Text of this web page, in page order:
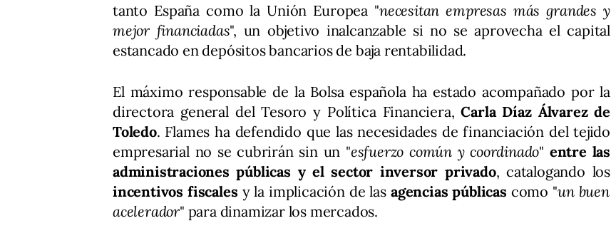
tanto España como la Unión Europea "necesitan empresas más grandes y
mejor financiadas", un objetivo inalcanzable si no se aprovecha el capital
estancado en depósitos bancarios de baja rentabilidad.
El máximo responsable de la Bolsa española ha estado acompañado por la
directora general del Tesoro y Política Financiera,Carla Díaz Álvarez de
Toledo. Flames ha defendido que las necesidades de financiación del tejido
empresarial no se cubrirán sin un "esfuerzo común y coordinado" entre las
administraciones públicas y el sector inversor privado, catalogando los
incentivos fiscales y la implicación de las agencias públicas como "un buen
acelerador" para dinamizar los mercados.